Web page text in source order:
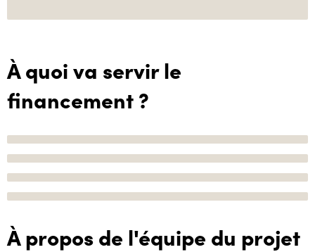
À quoi va servir le
financement ?
À propos de l'équipe du projet